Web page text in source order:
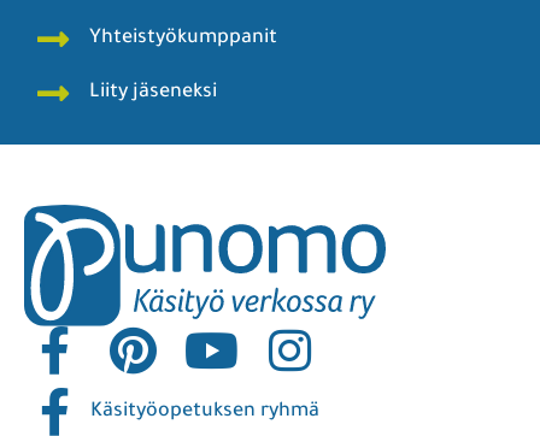
Yhteistyökumppanit
Liity jäseneksi
Käsityöopetuksen ryhmä